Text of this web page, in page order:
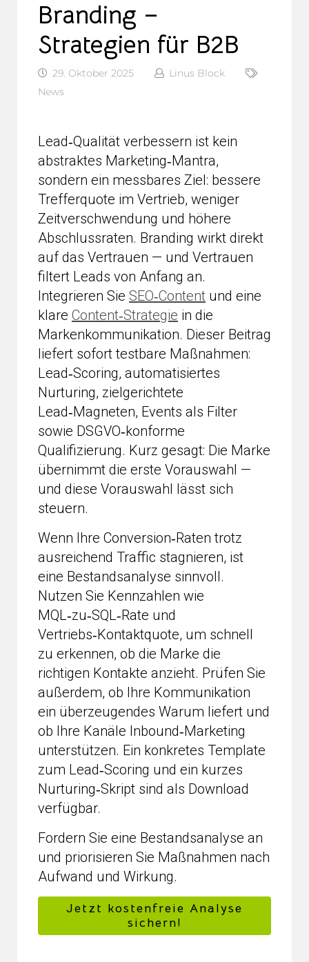
Branding –
Strategien für B2B
29. Oktober 2025
Linus Block
News
Lead‑Qualität verbessern ist kein
abstraktes Marketing‑Mantra,
sondern ein messbares Ziel: bessere
Trefferquote im Vertrieb, weniger
Zeitverschwendung und höhere
Abschlussraten. Branding wirkt direkt
auf das Vertrauen — und Vertrauen
filtert Leads von Anfang an.
Integrieren Sie SEO‑Content und eine
klare Content‑Strategie in die
Markenkommunikation. Dieser Beitrag
liefert sofort testbare Maßnahmen:
Lead‑Scoring, automatisiertes
Nurturing, zielgerichtete
Lead‑Magneten, Events als Filter
sowie DSGVO‑konforme
Qualifizierung. Kurz gesagt: Die Marke
übernimmt die erste Vorauswahl —
und diese Vorauswahl lässt sich
steuern.
Wenn Ihre Conversion‑Raten trotz
ausreichend Traffic stagnieren, ist
eine Bestandsanalyse sinnvoll.
Nutzen Sie Kennzahlen wie
MQL‑zu‑SQL‑Rate und
Vertriebs‑Kontaktquote, um schnell
zu erkennen, ob die Marke die
richtigen Kontakte anzieht. Prüfen Sie
außerdem, ob Ihre Kommunikation
ein überzeugendes Warum liefert und
ob Ihre Kanäle Inbound‑Marketing
unterstützen. Ein konkretes Template
zum Lead‑Scoring und ein kurzes
Nurturing‑Skript sind als Download
verfügbar.
Fordern Sie eine Bestandsanalyse an
und priorisieren Sie Maßnahmen nach
Aufwand und Wirkung.
Jetzt kostenfreie Analyse
sichern!